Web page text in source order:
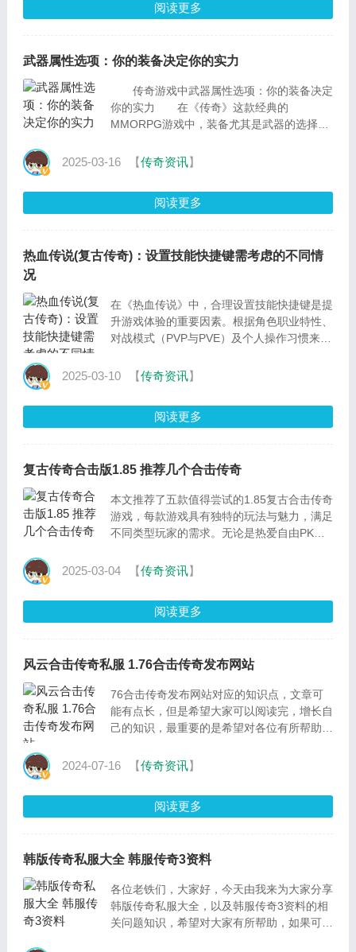
阅读更多
武器属性选项：你的装备决定你的实力
传奇游戏中武器属性选项：你的装备决定
你的实力 在《传奇》这款经典的
MMORPG游戏中，装备尤其是武器的选择与
把好的武器不仅能
2025-03-16 【传奇资讯】
阅读更多
热血传说(复古传奇)：设置技能快捷键需考虑的不同情
况
在《热血传说》中，合理设置技能快捷键是提
升游戏体验的重要因素。根据角色职业特性、
对战模式（PVP与PVE）及个人操作习惯来规
和效率
2025-03-10 【传奇资讯】
阅读更多
复古传奇合击版1.85 推荐几个合击传奇
本文推荐了五款值得尝试的1.85复古合击传奇
游戏，每款游戏具有独特的玩法与魅力，满足
不同类型玩家的需求。无论是热爱自由PK的
些游戏中找到属于自己的乐趣。希望这篇推荐
2025-03-04 【传奇资讯】
阅读更多
风云合击传奇私服 1.76合击传奇发布网站
76合击传奇发布网站对应的知识点，文章可
能有点长，但是希望大家可以阅读完，增长自
己的知识，最重要的是希望对各位有所帮助，
本篇文章给大家
2024-07-16 【传奇资讯】
阅读更多
韩版传奇私服大全 韩服传奇3资料
各位老铁们，大家好，今天由我来为大家分享
韩版传奇私服大全，以及韩服传奇3资料的相
关问题知识，希望对大家有所帮助，如果可以